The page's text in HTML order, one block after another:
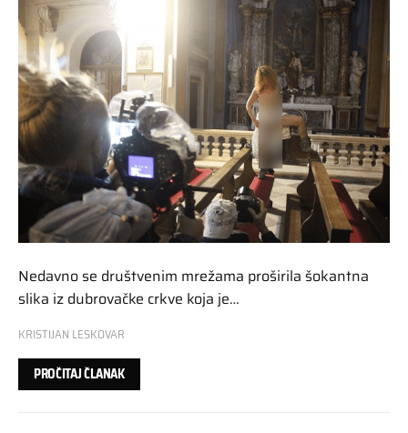
Nedavno se društvenim mrežama proširila šokantna
slika iz dubrovačke crkve koja je…
KRISTIJAN LESKOVAR
PROČITAJ ČLANAK